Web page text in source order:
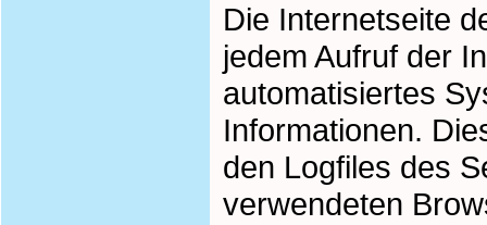
Die Internetseite
jedem Aufruf der
automatisiertes
Informationen.
den Logfiles des
verwendeten